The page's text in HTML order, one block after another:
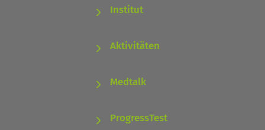
Institut
Aktivitäten
Medtalk
ProgressTest